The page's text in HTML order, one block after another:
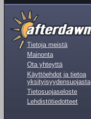
Tietoja meistä
Mainonta
Ota yhteyttä
Käyttöehdot ja tietoa
yksityisyydensuojasta
Tietosuojaseloste
Lehdistötiedotteet